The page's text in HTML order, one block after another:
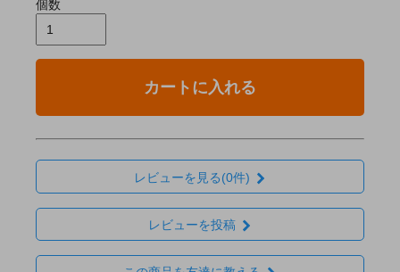
個数
カートに入れる
レビューを見る(0件)
レビューを投稿